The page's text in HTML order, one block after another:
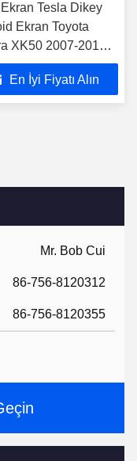
Mr. Bob Cui
86-756-8120312
86-756-8120355
Tesla Dikey
Ekran Toyota
XK50 2007-2013
XK60 2008 -
En İyi Fiyatı Alın